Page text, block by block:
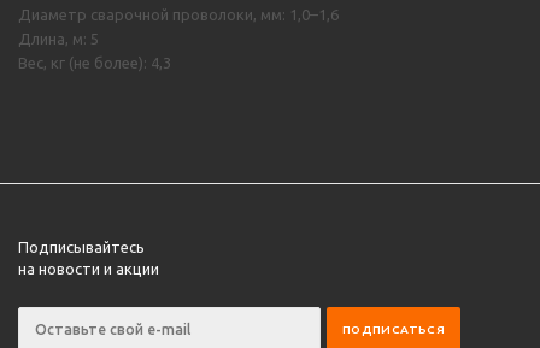
Диаметр сварочной проволоки, мм: 1,0–1,6
Длина, м: 5
Вес, кг (не более): 4,3
Подписывайтесь
на новости и акции